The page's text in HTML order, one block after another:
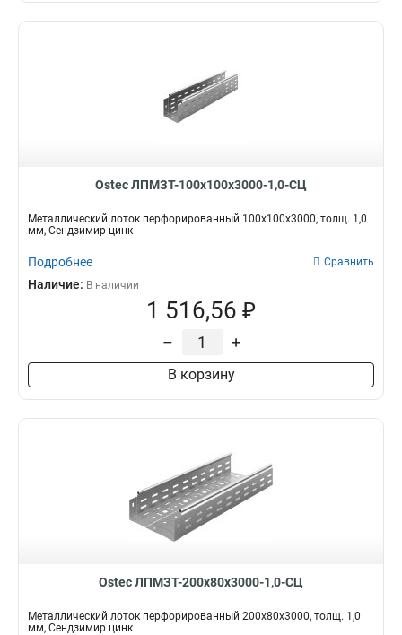
Ostec ЛПМЗТ-100х100х3000-1,0-СЦ
Металлический лоток перфорированный 100х100х3000, толщ. 1,0
мм, Сендзимир цинк
Подробнее Сравнить
Наличие: В наличии
1 516,56 ₽
– +
В корзину
Ostec ЛПМЗТ-200х80х3000-1,0-СЦ
Металлический лоток перфорированный 200х80х3000, толщ. 1,0
мм, Сендзимир цинк